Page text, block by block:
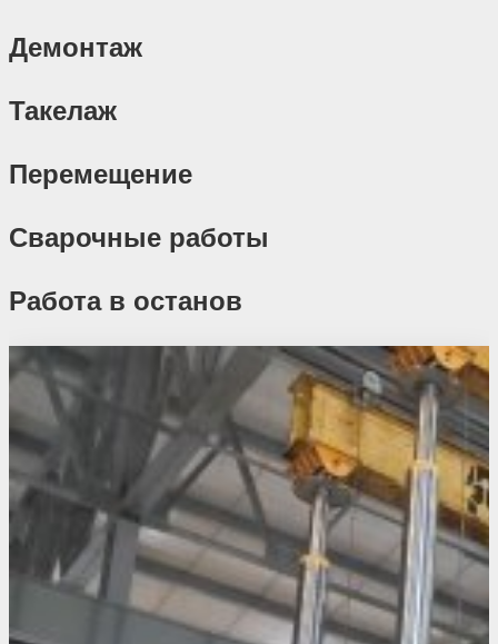
Демонтаж
Такелаж
Перемещение
Сварочные работы
Работа в останов
Похожие проекты